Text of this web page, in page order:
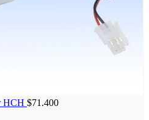
HCH $71.400